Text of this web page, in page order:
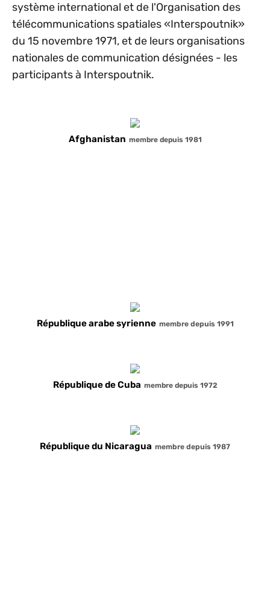
système international et de l'Organisation des
télécommunications spatiales «Interspoutnik»
du 15 novembre 1971, et de leurs organisations
nationales de communication désignées - les
participants à Interspoutnik.
République arabe syrienne membre depuis 1991
République de Cuba membre depuis 1972
Afghanistan membre depuis 1981
République du Nicaragua membre depuis 1987